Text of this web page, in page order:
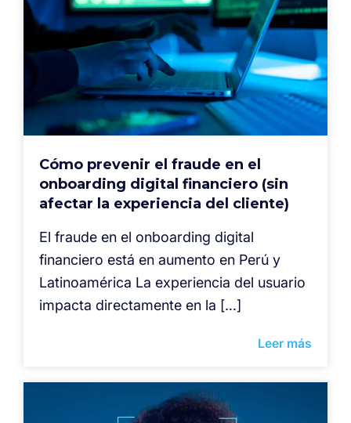
Cómo prevenir el fraude en el
onboarding digital financiero (sin
afectar la experiencia del cliente)
El fraude en el onboarding digital
financiero está en aumento en Perú y
Latinoamérica La experiencia del usuario
impacta directamente en la […]
Leer más